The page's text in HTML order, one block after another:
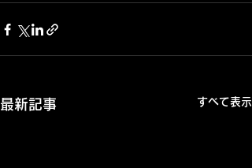
最新記事 すべて表示